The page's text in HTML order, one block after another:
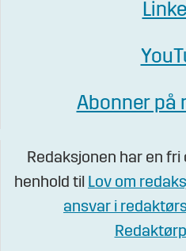
Abonner på
Redaksjonen har en fri
henhold til Lov om
ansvar i